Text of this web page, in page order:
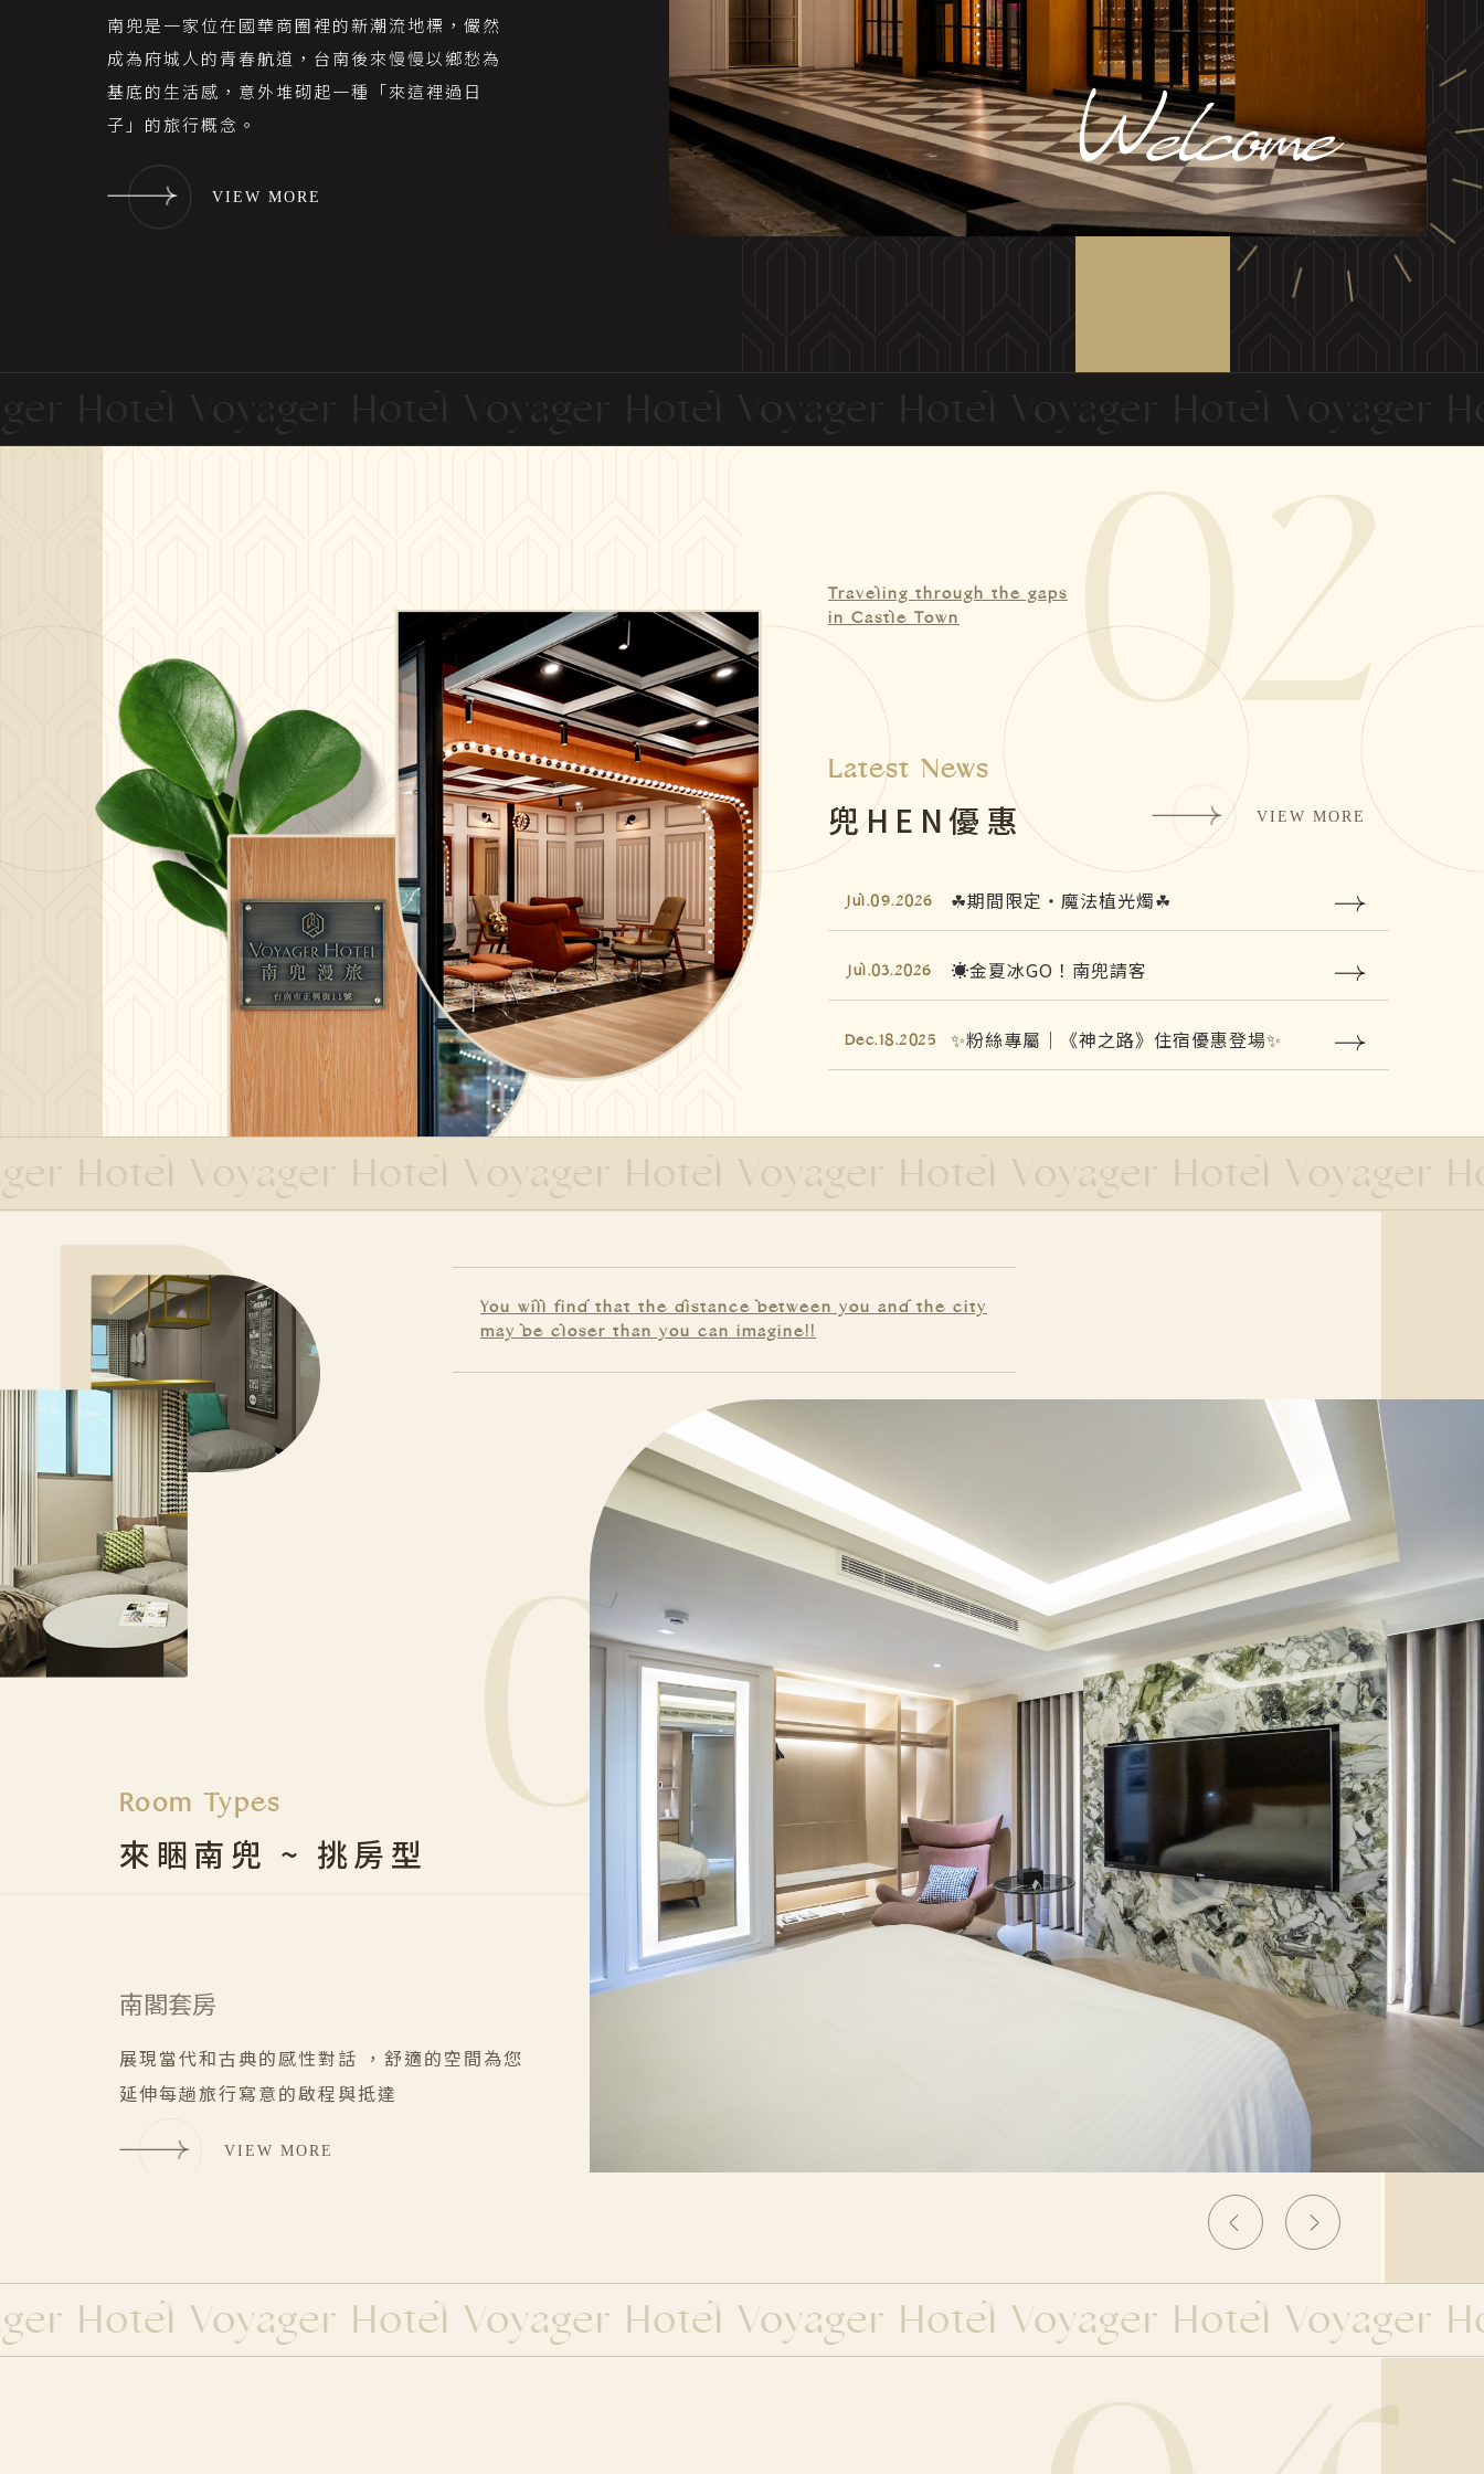
Voyager
南兜是一家位在國華商圈裡的新潮流地標，儼然
成為府城人的青春航道，台南後來慢慢以鄉愁為
基底的生活感，意外堆砌起一種「來這裡過日
子」的旅行概念。
VIEW MORE
Hotel Voyager Hotel Voyager Hotel Voyager Hotel Voyager Hotel Voyager
02
Traveling through the gaps
in Castle Town
Latest News
兜HEN優惠 VIEW MORE
住宿旅館推薦南兜漫旅 超值優惠絕美住宿體
Oct.12.2023
10/12南兜漫旅全新盛大開幕，地方機關主
管與各方相關旅遊產業協會巨擘蒞臨剪綵!!
Jun.08.2023 只要你來就免費贈送~「環保水瓶」!!
Aug.06.2026 兜是愛情的模樣｜情人節住房專案
Jul.09.2026 ☘期間限定・魔法植光燭☘
Jul.03.2026 ☀️金夏冰GO！南兜請客
Dec.18.2025 ✨粉絲專屬｜《神之路》住宿優惠登場✨
Jul.07.2025 ﹝﹝三天兩夜﹞﹞，南兜一下！
Jul.10.2024
兜．蘊百味 –必比登美食『博仁堂藥膳』專
案
台南400年聯名企劃
Jun.13.2024
《南兜漫旅》 多功能空間，有各式包場客製
May.06.2024 只有打電話才有的破盤優惠價
Apr.19.2024
南兜漫旅《南來兜吧》餐廳，包廳聚會/宴
會，各式場租都能滿足~!!
Apr.01.2024
南兜B1《南來兜吧》餐廳，包廳聚會/宴
會，場租熱烈訂購中
Mar.27.2024 台南《紅球計劃》 南兜住房優惠活動
Mar.01.2024
【食尚玩家。住房優惠折扣方案】，火熱發
售中~!!
Mar.08.2024
第四波【南兜拍照打卡拿好禮。週週抽
獎】，得主公佈啦~!!
《食尚玩家》~來南兜漫旅進行錄製，節目
精彩還有抽獎活動喔
第三波【南兜拍照打卡拿好禮。週週抽
獎】，得主公佈啦~!!
【停車資訊＆優惠券說明】
Feb.01.2024 南兜B1餐廳，提供宵夜小點
Hotel Voyager Hotel Voyager Hotel Voyager Hotel Voyager Hotel Voyager
03
Room Types
來睏南兜 ~ 挑房型
VIEW MORE
南閣套房
展現當代和古典的感性對話 ，舒適的空間為您
延伸每趟旅行寫意的啟程與抵達
VIEW MORE
VIEW MORE
VIEW MORE
You will find that the distance between you and the city
may be closer than you can imagine!!
Hotel Voyager Hotel Voyager Hotel Voyager Hotel Voyager Hotel Voyager